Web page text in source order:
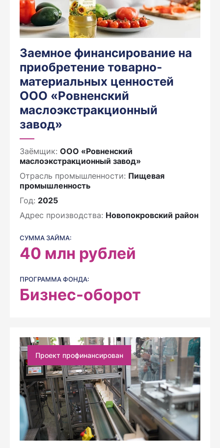
Заемное финансирование на
приобретение товарно-
материальных ценностей
ООО «Ровненский
маслоэкстракционный
завод»
Заёмщик: ООО «Ровненский
маслоэкстракционный завод»
Отрасль промышленности: Пищевая
промышленность
Год: 2025
Адрес производства: Новопокровский район
СУММА ЗАЙМА:
40 млн рублей
ПРОГРАММА ФОНДА:
Бизнес-оборот
Проект профинансирован